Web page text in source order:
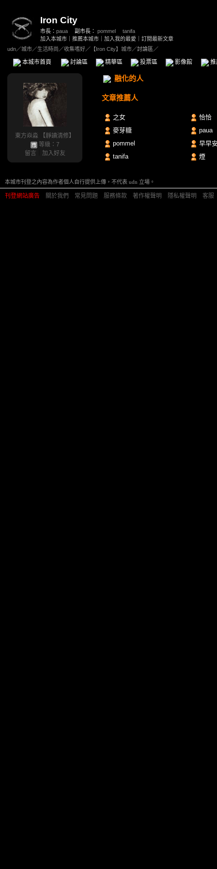
Iron City
市長： paua 副市長： pommel
tanifa
加入本城市
推薦本城市 加入我的最愛
訂閱最新文章
udn／城市／生活時尚 ／收集嗜好／ 【Iron City】城市／討論區／
本城市首頁 討論區 精華區 投票區 影像館
東方焱淼 【靜讀清修】
等級：7
留言
加入好友
融化的人
文章推薦人
之女
恰恰
麥芽糖
paua
pommel
早早
tanifa
煙
本城市刊登之內容為作者個人自行提供上傳，不代表 udn 立場。
刊登網站廣告 關於我們 常見問題 服務條款 著作權聲明 隱私權聲明 客服